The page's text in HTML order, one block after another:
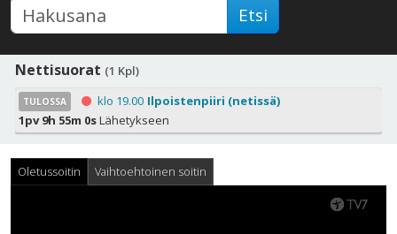
Etsi
Nettisuorat (1 Kpl)
TULOSSA klo 19.00 Ilpoistenpiiri (netissä)
1pv 9h 54m 58sLähetykseen
Oletussoitin Vaihtoehtoinen soitin